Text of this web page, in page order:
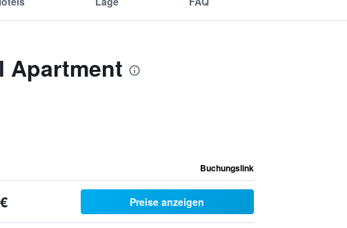
Apartment
Buchungslink
Preise anzeigen